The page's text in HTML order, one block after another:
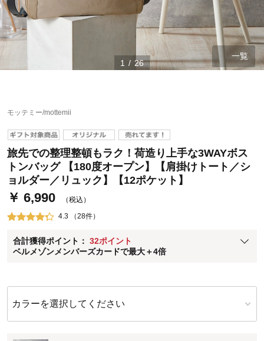
1 / 26
一覧
モッテミー/mottemii
旅先での整理整頓もラク！荷造り上手な3WAYボス
トンバッグ 【180度オープン】【肩掛けトート／シ
ョルダー／リュック】【12ポケット】
￥ 6,990 （税込）
4.3 （28件）
合計獲得ポイント： 32ポイント
ベルメゾンメンバーズカードで最大＋4倍
さらにポイント還元最大16倍！
ベルメゾンご優待サービスについて
ベルメゾン・ポイントについて
通常商品送料無料 返品引取無料（JCBのみ）
即時入会なら更に500円OFFクーポンプレゼント
※メンバーズカードの加算ポイントはステージ倍率適用前の基本ポイント
に対して適用されます。
カラーを選択してください